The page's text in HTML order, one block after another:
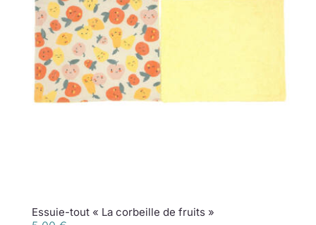
Essuie-tout « La corbeille de fruits »